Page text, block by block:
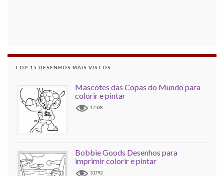
TOP 15 DESENHOS MAIS VISTOS
Mascotes das Copas do Mundo para
colorir e pintar
17508
Bobbie Goods Desenhos para
imprimir colorir e pintar
31792